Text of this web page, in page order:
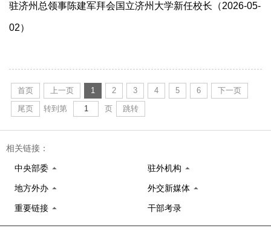
驻济州总领事陈建军拜会国立济州大学新任校长（2026-05-
02）
首页 上一页 1 2 3 4 5 6
下一页
尾页
转到第 页 跳转
相关链接：
中央部委 驻外机构
地方外办 外交新媒体
重要链接 干部考录